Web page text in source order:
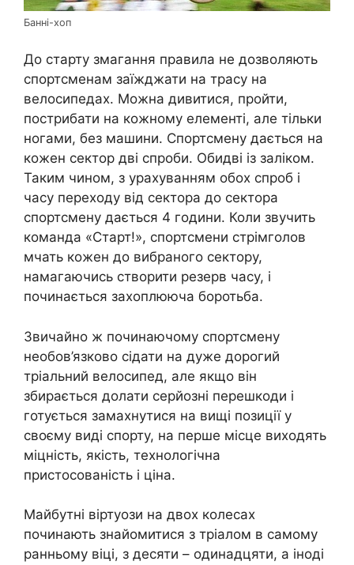
Банні-хоп
До старту змагання правила не дозволяють
спортсменам заїжджати на трасу на
велосипедах. Можна дивитися, пройти,
пострибати на кожному елементі, але тільки
ногами, без машини. Спортсмену дається на
кожен сектор дві спроби. Обидві із заліком.
Таким чином, з урахуванням обох спроб і
часу переходу від сектора до сектора
спортсмену дається 4 години. Коли звучить
команда «Старт!», спортсмени стрімголов
мчать кожен до вибраного сектору,
намагаючись створити резерв часу, і
починається захоплююча боротьба.
Звичайно ж починаючому спортсмену
необов’язково сідати на дуже дорогий
тріальний велосипед, але якщо він
збирається долати серйозні перешкоди і
готується замахнутися на вищі позиції у
своєму виді спорту, на перше місце виходять
міцність, якість, технологічна
пристосованість і ціна.
Майбутні віртуози на двох колесах
починають знайомитися з тріалом в самому
ранньому віці, з десяти – одинадцяти, а іноді